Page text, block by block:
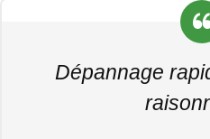
Dépannage